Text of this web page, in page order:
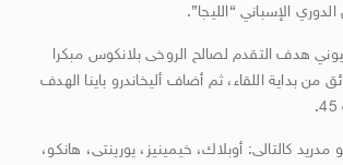
الإسباني “الليجا”.
هدف التقدم لصالح الروخى بلانكوس مبكرا
من بداية اللقاء، ثم أضاف أليخاندرو باينا الهدف
مدريد كالتالى: أوبلاك، خيمينيز، يورينتى، هانكو،